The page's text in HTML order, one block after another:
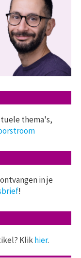
thema's,
in je
!
Klikhier.